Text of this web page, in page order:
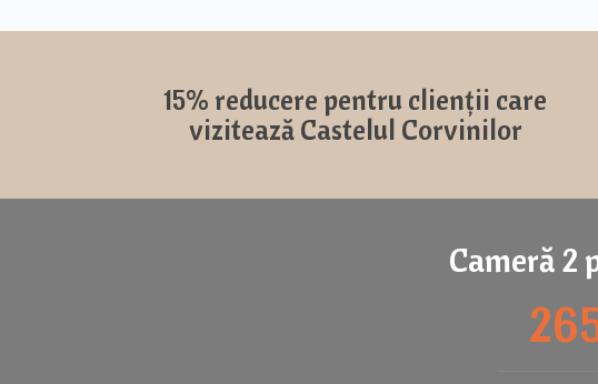
15% reducere pentru clienții care
vizitează Castelul Corvinilor
Cameră 2